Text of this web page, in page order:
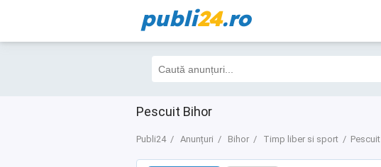
publi24.ro
Pescuit Bihor
Publi24 Anunțuri Bihor Timp liber si sport Pescuit
Filtre 2 Toate
15